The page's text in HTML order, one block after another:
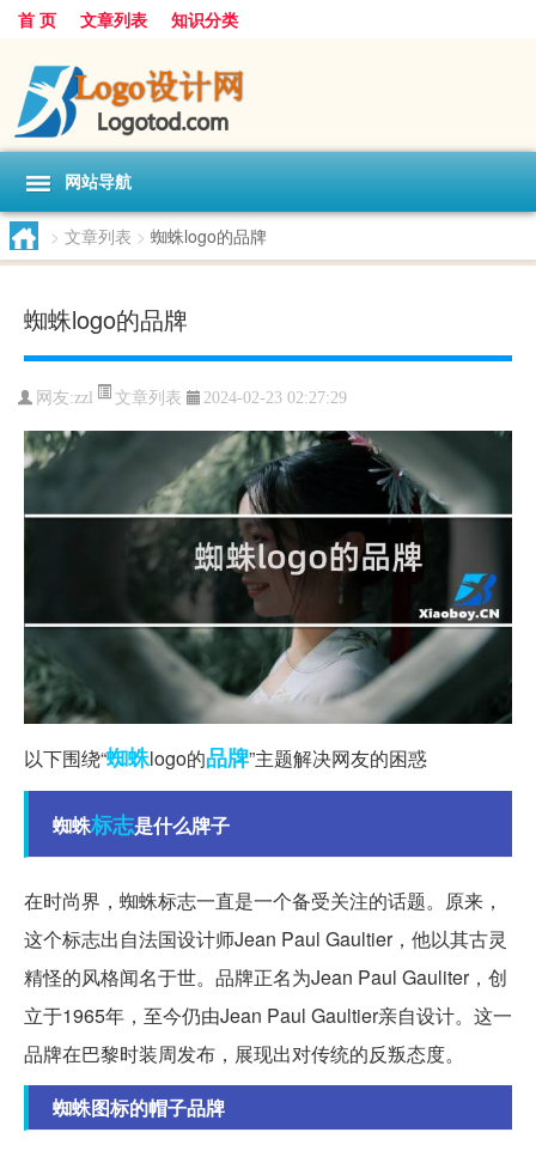
首 页 文章列表 知识分类
网站导航
> 文章列表 > 蜘蛛logo的品牌
蜘蛛logo的品牌
网友:zzl 文章列表 2024-02-23 02:27:29
以下围绕“蜘蛛logo的品牌”主题解决网友的困惑
蜘蛛标志是什么牌子
在时尚界，蜘蛛标志一直是一个备受关注的话题。原来，
这个标志出自法国设计师Jean Paul Gaultier，他以其古灵
精怪的风格闻名于世。品牌正名为Jean Paul Gauliter，创
立于1965年，至今仍由Jean Paul Gaultier亲自设计。这一
品牌在巴黎时装周发布，展现出对传统的反叛态度。
蜘蛛图标的帽子品牌